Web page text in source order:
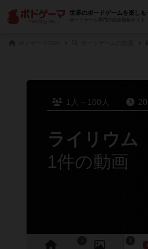
世界のボードゲームを楽しも
ボードゲーム専門の総合情報サイト
1人～100人
ライリウム
1件の動画